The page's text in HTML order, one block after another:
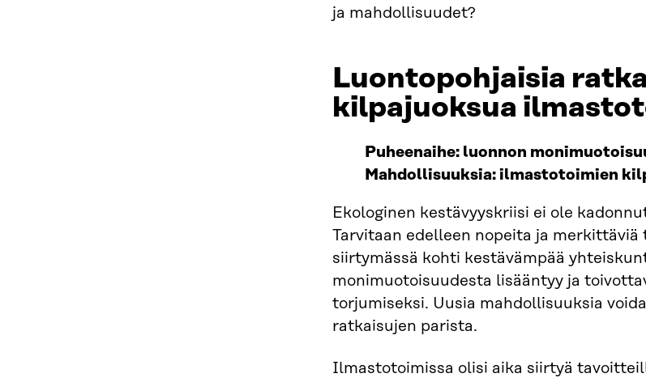
ja mahdollisuudet?
Luontopohjaisia
kilpajuoksua
Puheenaihe: luonnon
Mahdollisuuksia: ilmastotoimien
Ekologinen kestävyyskriisi ei ole
Tarvitaan edelleen nopeita ja
siirtymässä kohti kestävämpää
monimuotoisuudesta lisääntyy ja
torjumiseksi. Uusia mahdollisuuksia
ratkaisujen parista.
Ilmastotoimissa olisi aika siirtyä